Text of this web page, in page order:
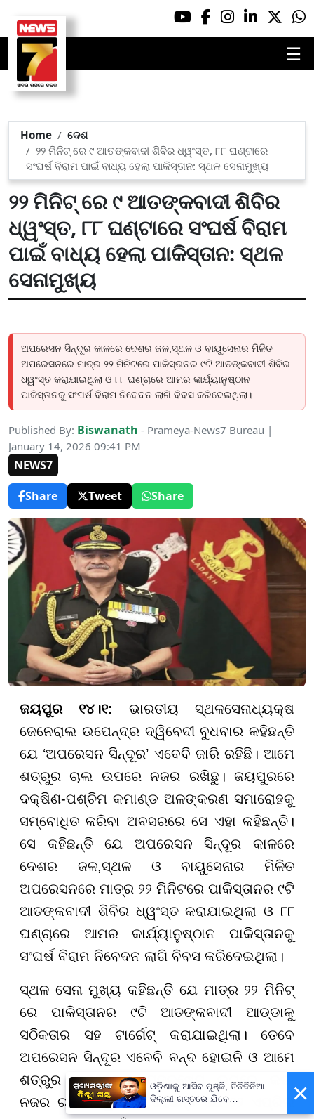
☰
Home
ଦେଶ
୨୨ ମିନିଟ୍ ରେ ୯ ଆତଙ୍କବାଦୀ ଶିବିର ଧ୍ୱଂସ୍ତ, ୮୮ ଘଣ୍ଟାରେ
ସଂଘର୍ଷ ବିରାମ ପାଇଁ ବାଧ୍ୟ ହେଲା ପାକିସ୍ତାନ: ସ୍ଥଳ ସେନାମୁଖ୍ୟ
୨୨ ମିନିଟ୍ ରେ ୯ ଆତଙ୍କବାଦୀ ଶିବିର
ଧ୍ୱଂସ୍ତ, ୮୮ ଘଣ୍ଟାରେ ସଂଘର୍ଷ ବିରାମ
ପାଇଁ ବାଧ୍ୟ ହେଲା ପାକିସ୍ତାନ: ସ୍ଥଳ
ସେନାମୁଖ୍ୟ
ଅପରେସନ ସିନ୍ଦୂର କାଳରେ ଦେଶର ଜଳ,ସ୍ଥଳ ଓ ବାୟୁସେନାର ମିଳିତ
ଅପରେସନରେ ମାତ୍ର ୨୨ ମିନିଟରେ ପାକିସ୍ତାନର ୯ଟି ଆତଙ୍କବାଦୀ ଶିବିର
ଧ୍ୱଂସ୍ତ କରାଯାଇଥିଲା ଓ ୮୮ ଘଣ୍ଚାରେ ଆମର କାର୍ଯ୍ୟାନୁଷ୍ଠାନ
ପାକିସ୍ତାନକୁ ସଂଘର୍ଷ ବିରାମ ନିବେଦନ ଲାଗି ବିବସ କରିଦେଇଥିଲା।
Published By: Biswanath - Prameya-News7 Bureau |
January 14, 2026 09:41 PM
NEWS7
Share
Tweet Share
ଜୟପୁର ୧୪।୧: ଭାରତୀୟ ସ୍ଥଳସେନାଧ୍ୟକ୍ଷ
ଜେନେରାଲ ଉପେନ୍ଦ୍ର ଦ୍ୱିବେଦୀ ବୁଧବାର କହିଛନ୍ତି
ଯେ ‘ଅପରେସନ ସିନ୍ଦୂର’ ଏବେବି ଜାରି ରହିଛି। ଆମେ
ଶତ୍ରୁର ଚାଲ ଉପରେ ନଜର ରଖିଛୁ। ଜୟପୁରରେ
ଦକ୍ଷିଣ-ପଶ୍ଚିମ କମାଣ୍ଡ ଅଳଙ୍କରଣ ସମାରୋହକୁ
ସମ୍ବୋଧିତ କରିବା ଅବସରରେ ସେ ଏହା କହିଛନ୍ତି।
ସେ କହିଛନ୍ତି ଯେ ଅପରେସନ ସିନ୍ଦୂର କାଳରେ
ଦେଶର ଜଳ,ସ୍ଥଳ ଓ ବାୟୁସେନାର ମିଳିତ
ଅପରେସନରେ ମାତ୍ର ୨୨ ମିନିଟରେ ପାକିସ୍ତାନର ୯ଟି
ଆତଙ୍କବାଦୀ ଶିବିର ଧ୍ୱଂସ୍ତ କରାଯାଇଥିଲା ଓ ୮୮
ଘଣ୍ଚାରେ ଆମର କାର୍ଯ୍ୟାନୁଷ୍ଠାନ ପାକିସ୍ତାନକୁ
ସଂଘର୍ଷ ବିରାମ ନିବେଦନ ଲାଗି ବିବସ କରିଦେଇଥିଲା।
ସ୍ଥଳ ସେନା ମୁଖ୍ୟ କହିଛନ୍ତି ଯେ ମାତ୍ର ୨୨ ମିନିଟ୍
ରେ ପାକିସ୍ତାନର ୯ଟି ଆତଙ୍କବାଦୀ ଆଡ୍ଡାକୁ
ସଠିକତାର ସହ ଟାର୍ଗେଟ୍ କରାଯାଇଥିଲା। ତେବେ
ଅପରେସନ ସିନ୍ଦୂର ଏବେବି ବନ୍ଦ ହୋଇନି ଓ ଆମେ
ଶତ୍ରୁର ପ୍ରତ୍ୟେକ ପଦକ୍ଷେପ ଉପରେ କଡା
ନଜର ରଖି ରହିଛୁ। ସେ କହିଛନ୍ତି ଯେ ୨୨ ଏପ୍ରିଲ ×
ଓଡ଼ିଶାକୁ ଆସିବ ପୁଞ୍ଜି, ତିନିଦିନିଆ
ଦିଲ୍ଲୀ ଗସ୍ତରେ ଯିବେ